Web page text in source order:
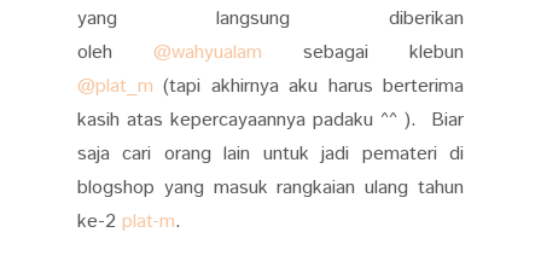
yang langsung diberikan
oleh @wahyualam sebagai klebun
@plat_m (tapi akhirnya aku harus berterima
kasih atas kepercayaannya padaku ^^ ). Biar
saja cari orang lain untuk jadi pemateri di
blogshop yang masuk rangkaian ulang tahun
ke-2 plat-m.